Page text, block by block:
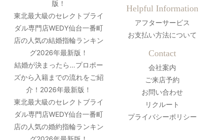
版！
東北最大級のセレクトブライ
ダル専門店WEDY仙台一番町
店の人気の結婚指輪ランキン
グ2026年最新版！
結婚が決まったら…プロポー
ズから入籍までの流れをご紹
介！2026年最新版！
東北最大級のセレクトブライ
ダル専門店WEDY仙台一番町
店の人気の婚約指輪ランキン
Helpful Information
アフターサービス
お支払い方法について
Contact
会社案内
ご来店予約
お問い合わせ
リクルート
プライバシーポリシー